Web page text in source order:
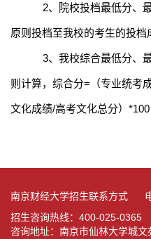
2、院校投档最低分、
原则投档至我校的考生的投档
3、我校综合最低分、
则计算，综合分= （专业统考
文化成绩/高考文化总分） *100
南京财经大学招生联系方式
招生咨询热线：400-025-
咨询地址：南京市仙林大学城